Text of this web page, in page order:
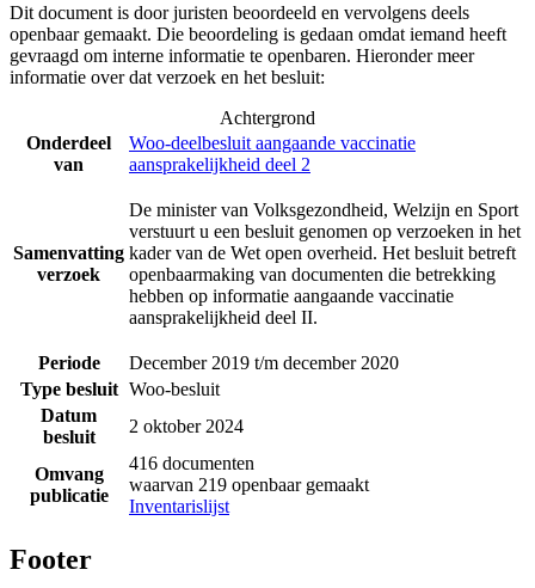
Dit document is door juristen beoordeeld en vervolgens deels
openbaar gemaakt. Die beoordeling is gedaan omdat iemand heeft
gevraagd om interne informatie te openbaren. Hieronder meer
informatie over dat verzoek en het besluit:
Achtergrond
Onderdeel
van
Woo-deelbesluit aangaande vaccinatie
aansprakelijkheid deel 2
Samenvatting
verzoek
De minister van Volksgezondheid, Welzijn en Sport
verstuurt u een besluit genomen op verzoeken in het
kader van de Wet open overheid. Het besluit betreft
openbaarmaking van documenten die betrekking
hebben op informatie aangaande vaccinatie
aansprakelijkheid deel II.
Periode
December 2019 t/m december 2020
Type besluit Woo-besluit
Datum
besluit
2 oktober 2024
Omvang
publicatie
416 documenten
waarvan 219 openbaar gemaakt
Inventarislijst
Footer